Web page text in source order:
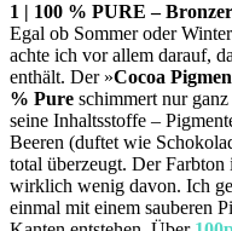
1 | 100 % PURE – Bronzer
Egal ob Sommer oder
achte ich vor allem darauf,
enthält. Der »Cocoa
% Pure schimmert nur
seine Inhaltsstoffe –
Beeren (duftet wie
total überzeugt. Der
wirklich wenig davon. Ich
einmal mit einem sauberen